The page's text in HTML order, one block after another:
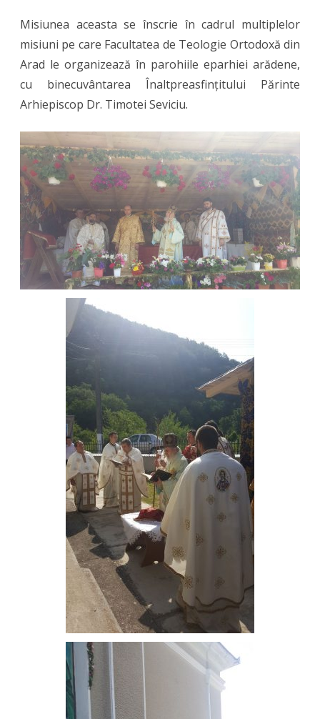
Misiunea aceasta se înscrie în cadrul multiplelor
misiuni pe care Facultatea de Teologie Ortodoxă din
Arad le organizează în parohiile eparhiei arădene,
cu binecuvântarea Înaltpreasfințitului Părinte
Arhiepiscop Dr. Timotei Seviciu.